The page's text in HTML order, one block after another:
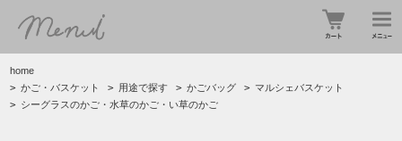
home
> かご・バスケット > 用途で探す > かごバッグ > マルシェバスケット
> シーグラスのかご・水草のかご・い草のかご